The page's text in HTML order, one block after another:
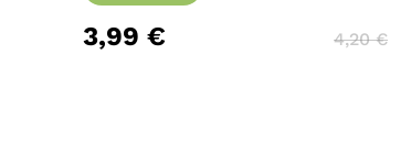
3,99 € 4,20€